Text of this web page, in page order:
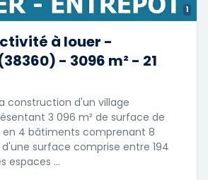
1
à louer -
- 3096 m² - 21
construction d'un village
3 096 m² de surface de
en 4 bâtiments comprenant 8
surface comprise entre 194
espaces …